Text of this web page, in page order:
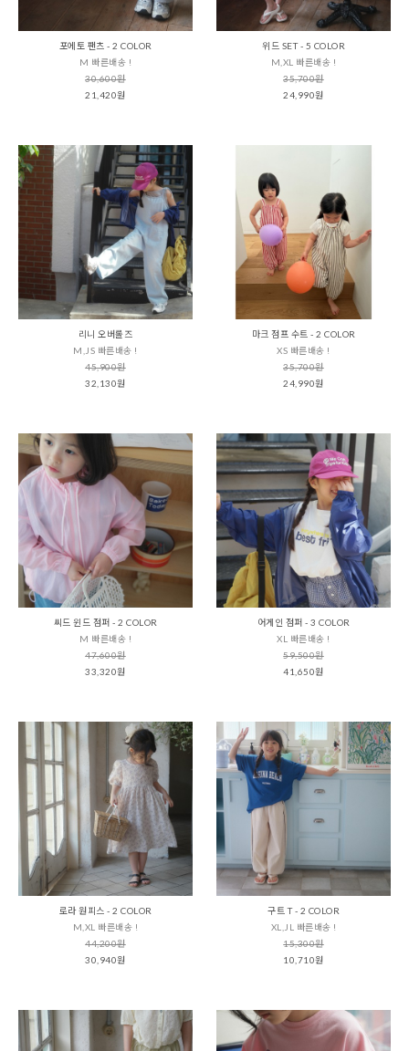
포에토 팬츠 - 2 COLOR
M 빠른배송 !
30,600원
21,420원
위드 SET - 5 COLOR
M,XL 빠른배송 !
35,700원
24,990원
리니 오버롤즈
M,JS 빠른배송 !
45,900원
32,130원
마크 점프 수트 - 2 COLOR
XS 빠른배송 !
35,700원
24,990원
씨드 윈드 점퍼 - 2 COLOR
M 빠른배송 !
47,600원
33,320원
어게인 점퍼 - 3 COLOR
XL 빠른배송 !
59,500원
41,650원
로라 원피스 - 2 COLOR
M,XL 빠른배송 !
44,200원
30,940원
구트 T - 2 COLOR
XL,JL 빠른배송 !
15,300원
10,710원